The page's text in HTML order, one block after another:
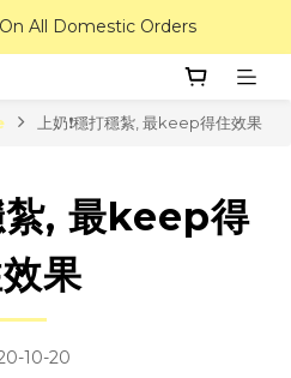
All Domestic Orders
上奶❗穩打穩紮, 最keep得住效果
紮, 最keep得
果
10-20